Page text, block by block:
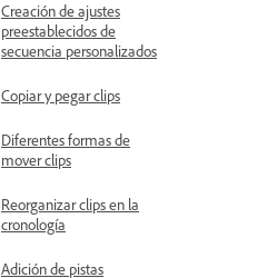
Creación de ajustes
preestablecidos de
secuencia personalizados
Copiar y pegar clips
Diferentes formas de
mover clips
Reorganizar clips en la
cronología
Adición de pistas